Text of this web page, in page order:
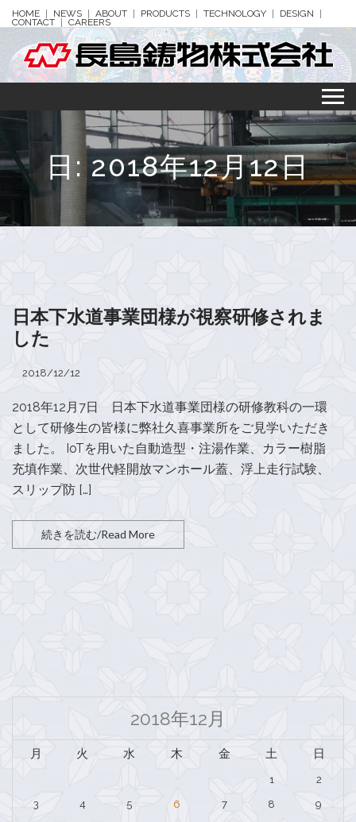
HOME NEWS ABOUT PRODUCTS TECHNOLOGY DESIGN
CONTACT CAREERS
日: 2018年12月12日
日本下水道事業団様が視察研修されま
した
2018/12/12
2018年12月7日 日本下水道事業団様の研修教科の一環
として研修生の皆様に弊社久喜事業所をご見学いただき
ました。 IoTを用いた自動造型・注湯作業、カラー樹脂
充填作業、次世代軽開放マンホール蓋、浮上走行試験、
スリップ防 […]
続きを読む/Read More
2018年12月
月 火 水 木 金 土 日
1 2
3 4 5 6 7 8 9